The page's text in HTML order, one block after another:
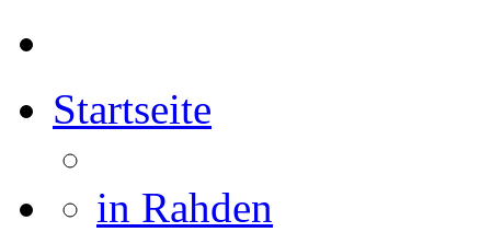
Startseite
in Rahden